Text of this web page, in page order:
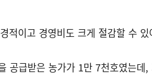
적이고 경영비도 크게 절감할 수
공급받은 농가가 1만 7천호였는데